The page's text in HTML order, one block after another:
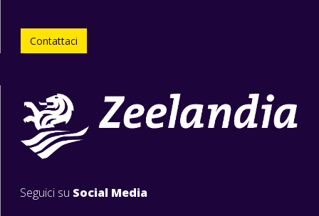
Contattaci
Seguici su Social Media